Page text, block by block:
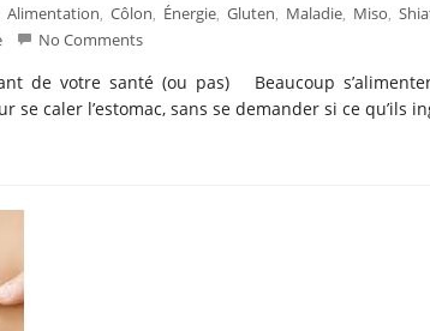
Alimentation Côlon Énergie Gluten Maladie Miso
No Comments
de votre santé (ou pas) Beaucoup
se caler l’estomac, sans se demander si ce qu’ils